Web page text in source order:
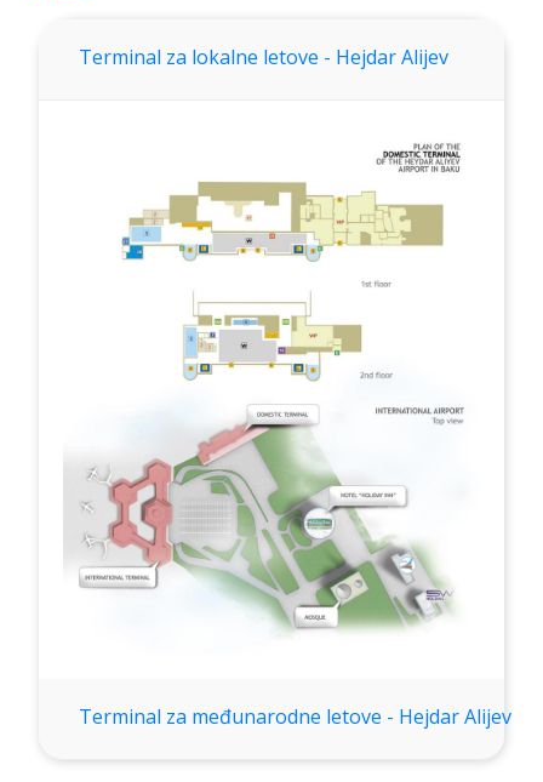
Terminal za lokalne letove - Hejdar Alijev
Terminal za međunarodne letove - Hejdar Alijev